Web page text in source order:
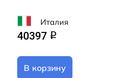
Италия
40397 q
В корзину